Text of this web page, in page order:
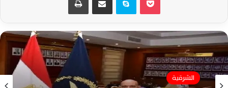
الشرقية